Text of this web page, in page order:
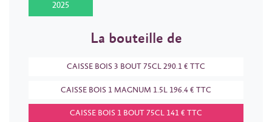
2025
La bouteille de
CAISSE BOIS 3 BOUT 75CL 290.1 € TTC
CAISSE BOIS 1 MAGNUM 1.5L 196.4 € TTC
CAISSE BOIS 1 BOUT 75CL 141 € TTC